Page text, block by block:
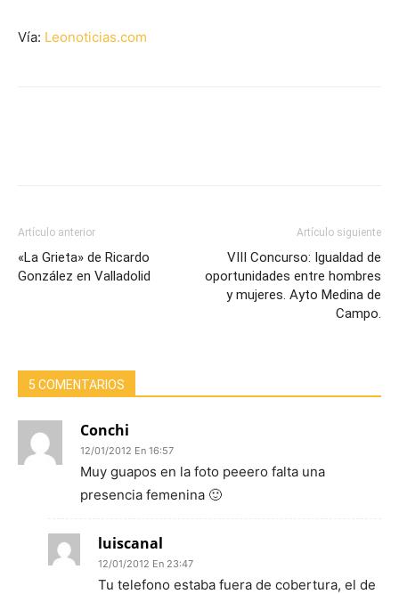
Vía: Leonoticias.com
Artículo anterior
«La Grieta» de Ricardo
González en Valladolid
Artículo siguiente
VIII Concurso: Igualdad de
oportunidades entre hombres
y mujeres. Ayto Medina de
Campo.
5 COMENTARIOS
Conchi
12/01/2012 En 16:57
Muy guapos en la foto peeero falta una
presencia femenina 🙂
luiscanal
12/01/2012 En 23:47
Tu telefono estaba fuera de cobertura, el de